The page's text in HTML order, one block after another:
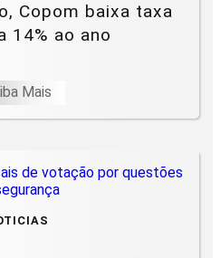
Copom baixa taxa
14% ao ano
Mais